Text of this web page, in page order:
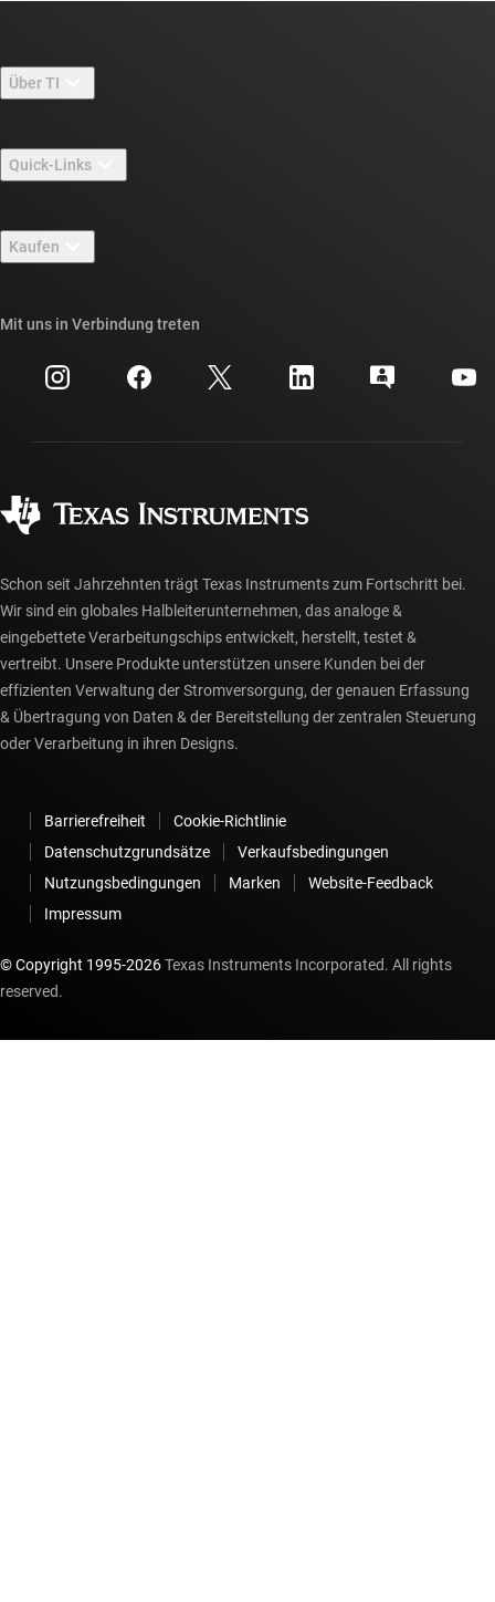
Über TI
Stellenangebote
Newsroom
Veranstaltungen
Investorenbeziehungen
Quick-Links
TI E2E™-Design-Support-Foren
Querverweis-Suche
Kundensupportzentrum
myTI-Konto FAQs
Kaufen
Häufig gestellte Fragen zu Bestellungen
Mit uns in Verbindung treten
Schon seit Jahrzehnten trägt Texas Instruments zum Fortschritt bei.
Wir sind ein globales Halbleiterunternehmen, das analoge &
eingebettete Verarbeitungschips entwickelt, herstellt, testet &
vertreibt. Unsere Produkte unterstützen unsere Kunden bei der
effizienten Verwaltung der Stromversorgung, der genauen Erfassung
& Übertragung von Daten & der Bereitstellung der zentralen Steuerung
oder Verarbeitung in ihren Designs.
Barrierefreiheit
Cookie-Richtlinie
Datenschutzgrundsätze
Verkaufsbedingungen
Nutzungsbedingungen
Marken
Website-Feedback
Impressum
© Copyright 1995-2026Texas Instruments Incorporated. All rights
reserved.